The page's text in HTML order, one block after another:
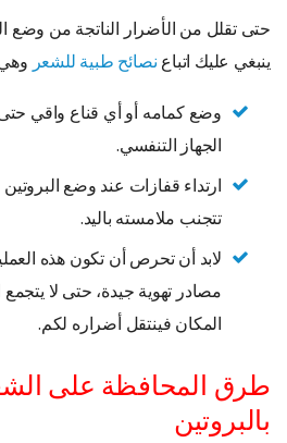
حتى تقلل من الأضرار الناتجة من وضع
ينبغي عليك اتباع نصائح طبية للشعر
وضع كمامه أو أي قناع واقي
الجهاز التنفسي.
ارتداء قفازات عند وضع
تتجنب ملامسته باليد.
لابد أن تحرص أن تكون هذه
مصادر تهوية جيدة، حتى لا
المكان فينتقل أضراره لكم.
طرق المحافظة على
بالبروتين